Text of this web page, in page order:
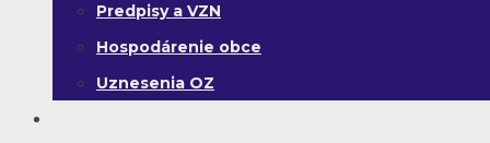
Predpisy a VZN
Hospodárenie obce
Uznesenia OZ